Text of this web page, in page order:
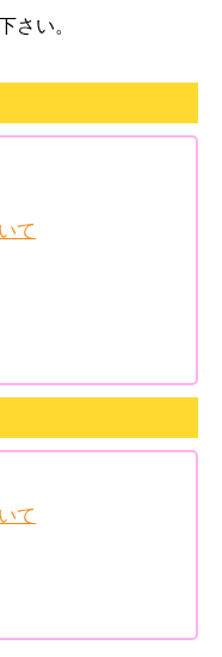
さい。
て
て